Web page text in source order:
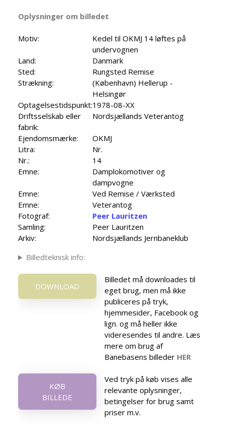
Oplysninger om billedet
Motiv:
Kedel til OKMJ 14 løftes på
undervognen
Land:
Danmark
Sted:
Rungsted Remise
Strækning:
(København) Hellerup -
Helsingør
Optagelsestidspunkt:1978-08-XX
Driftsselskab eller
fabrik:
Nordsjællands Veterantog
Ejendomsmærke:
OKMJ
Litra:
Nr.
Nr.:
14
Emne:
Damplokomotiver og
dampvogne
Emne:
Ved Remise / Værksted
Emne:
Veterantog
Fotograf:
Peer Lauritzen
Samling:
Peer Lauritzen
Arkiv:
Nordsjællands Jernbaneklub
Billedteknisk info:
DOWNLOAD
Billedet må downloades til
eget brug, men må ikke
publiceres på tryk,
hjemmesider, Facebook og
lign. og må heller ikke
videresendes til andre. Læs
mere om brug af
Banebasens billeder HER
KØB
BILLEDE
Ved tryk på køb vises alle
relevante oplysninger,
betingelser for brug samt
priser m.v.